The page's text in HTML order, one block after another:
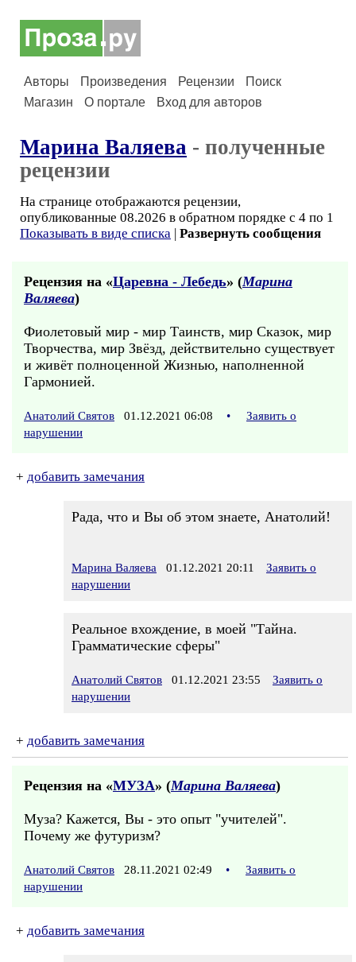
Авторы Произведения Рецензии
Поиск
Магазин
О портале Вход для авторов
Марина Валяева - полученные
рецензии
На странице отображаются рецензии,
опубликованные 08.2026 в обратном порядке с 4 по 1
Показывать в виде списка | Развернуть сообщения
Рецензия на «Царевна - Лебедь» (Марина
Валяева)
Фиолетовый мир - мир Таинств, мир Сказок, мир
Творчества, мир Звёзд, действительно существует
и живёт полноценной Жизнью, наполненной
Гармонией.
Анатолий Святов 01.12.2021 06:08 •
Заявить о
нарушении
+ добавить замечания
Рада, что и Вы об этом знаете, Анатолий!
Марина Валяева 01.12.2021 20:11
Заявить о
нарушении
Реальное вхождение, в моей "Тайна.
Грамматические сферы"
Анатолий Святов 01.12.2021 23:55
Заявить о
нарушении
+ добавить замечания
Рецензия на «МУЗА» (Марина Валяева)
Муза? Кажется, Вы - это опыт "учителей".
Почему же футуризм?
Анатолий Святов 28.11.2021 02:49 •
Заявить о
нарушении
+ добавить замечания